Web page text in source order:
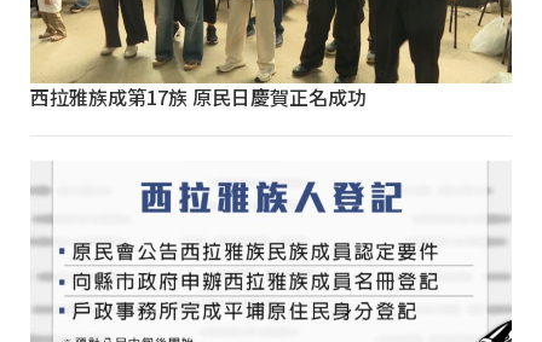
西拉雅族成第17族 原民日慶賀正名成功